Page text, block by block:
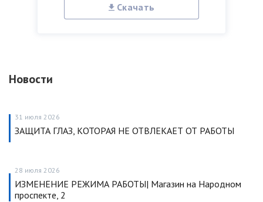
Скачать
Новости
31 июля 2026
ЗАЩИТА ГЛАЗ, КОТОРАЯ НЕ ОТВЛЕКАЕТ ОТ РАБОТЫ
28 июля 2026
ИЗМЕНЕНИЕ РЕЖИМА РАБОТЫ| Магазин на Народном
проспекте, 2